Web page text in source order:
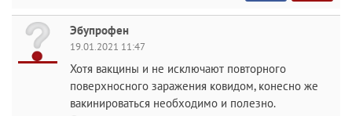
Эбупрофен
19.01.2021 11:47
Хотя вакцины и не исключают повторного
поверхносного заражения ковидом, конесно же
вакинироваться необходимо и полезно.